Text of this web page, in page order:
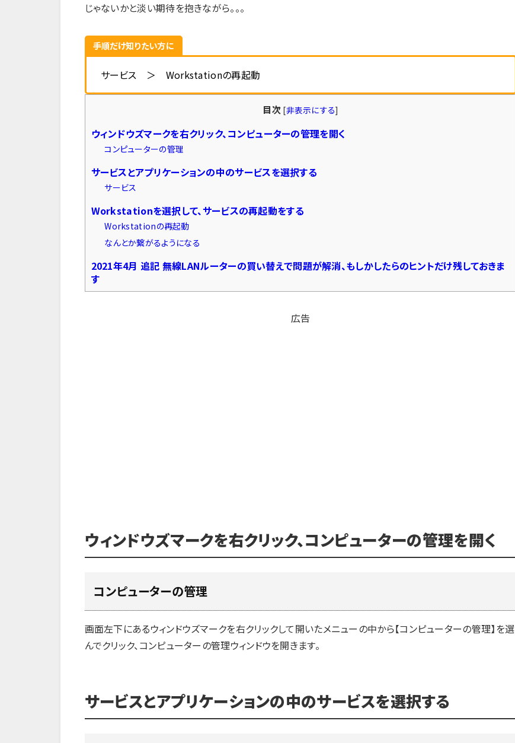
じゃないかと淡い期待を抱きながら。。。
手順だけ知りたい方に
サービス ＞ Workstationの再起動
目次 [非表示にする]
ウィンドウズマークを右クリック、コンピューターの管理を開く
コンピューターの管理
サービスとアプリケーションの中のサービスを選択する
サービス
Workstationを選択して、サービスの再起動をする
Workstationの再起動
なんとか繋がるようになる
2021年4月 追記 無線LANルーターの買い替えで問題が解消、もしかしたらのヒントだけ残しておきま
す
広告
ウィンドウズマークを右クリック、コンピューターの管理を開く
コンピューターの管理
画面左下にあるウィンドウズマークを右クリックして開いたメニューの中から【コンピューターの管理】を選
んでクリック、コンピューターの管理ウィンドウを開きます。
サービスとアプリケーションの中のサービスを選択する